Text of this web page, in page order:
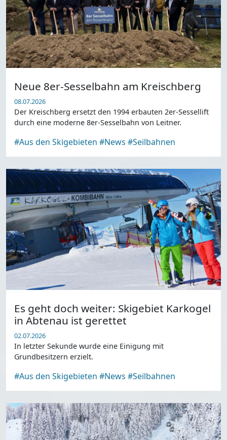
Neue 8er-Sesselbahn am Kreischberg
08.07.2026
Der Kreischberg ersetzt den 1994 erbauten 2er-Sessellift
durch eine moderne 8er-Sesselbahn von Leitner.
#Aus den Skigebieten #News #Seilbahnen
Es geht doch weiter: Skigebiet Karkogel
in Abtenau ist gerettet
02.07.2026
In letzter Sekunde wurde eine Einigung mit
Grundbesitzern erzielt.
#Aus den Skigebieten #News #Seilbahnen